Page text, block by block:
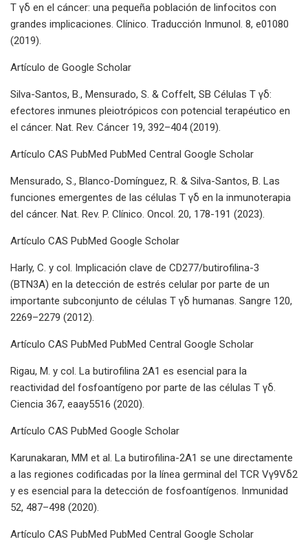
T γδ en el cáncer: una pequeña población de linfocitos con
grandes implicaciones. Clínico. Traducción Inmunol. 8, e01080
(2019).
Artículo de Google Scholar
Silva-Santos, B., Mensurado, S. & Coffelt, SB Células T γδ:
efectores inmunes pleiotrópicos con potencial terapéutico en
el cáncer. Nat. Rev. Cáncer 19, 392–404 (2019).
Artículo CAS PubMed PubMed Central Google Scholar
Mensurado, S., Blanco-Domínguez, R. & Silva-Santos, B. Las
funciones emergentes de las células T γδ en la inmunoterapia
del cáncer. Nat. Rev. P. Clínico. Oncol. 20, 178-191 (2023).
Artículo CAS PubMed Google Scholar
Harly, C. y col. Implicación clave de CD277/butirofilina-3
(BTN3A) en la detección de estrés celular por parte de un
importante subconjunto de células T γδ humanas. Sangre 120,
2269–2279 (2012).
Artículo CAS PubMed PubMed Central Google Scholar
Rigau, M. y col. La butirofilina 2A1 es esencial para la
reactividad del fosfoantígeno por parte de las células T γδ.
Ciencia 367, eaay5516 (2020).
Artículo CAS PubMed Google Scholar
Karunakaran, MM et al. La butirofilina-2A1 se une directamente
a las regiones codificadas por la línea germinal del TCR Vγ9Vδ2
y es esencial para la detección de fosfoantígenos. Inmunidad
52, 487–498 (2020).
Artículo CAS PubMed PubMed Central Google Scholar